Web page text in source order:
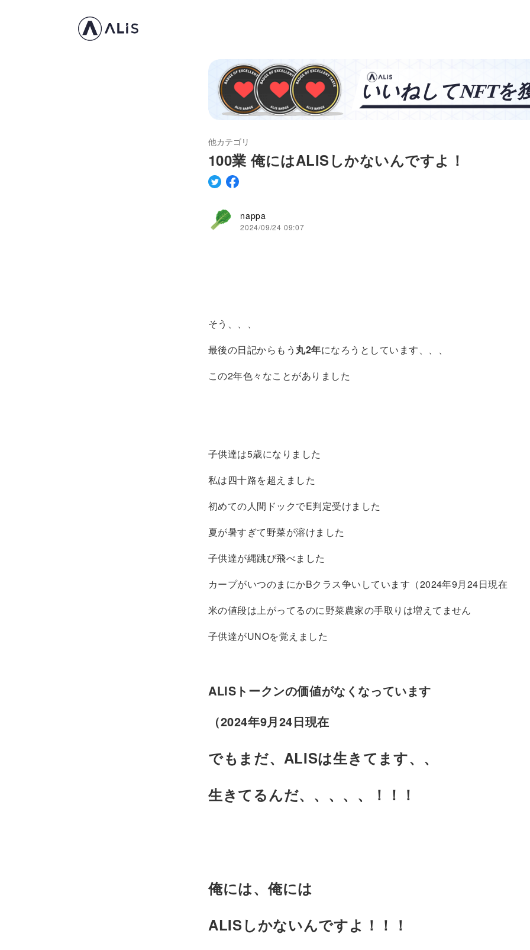
他カテゴリ
100業 俺にはALISしかないんですよ！
nappa
2024/09/24 09:07
そう、、、
最後の日記からもう 丸2年になろうとしています、、、
この2年色々なことがありました
子供達は5歳になりました
私は四十路を超えました
初めての人間ドックでE判定受けました
夏が暑すぎて野菜が溶けました
子供達が縄跳び飛べました
カープがいつのまにかBクラス争いしています（2024年9月24日現在
米の値段は上がってるのに野菜農家の手取りは増えてません
子供達がUNOを覚えました
ALISトークンの価値がなくなっています
（2024年9月24日現在
でもまだ、ALISは生きてます、、
生きてるんだ、、、、、！！！
俺には、俺には
ALISしかないんですよ！！！